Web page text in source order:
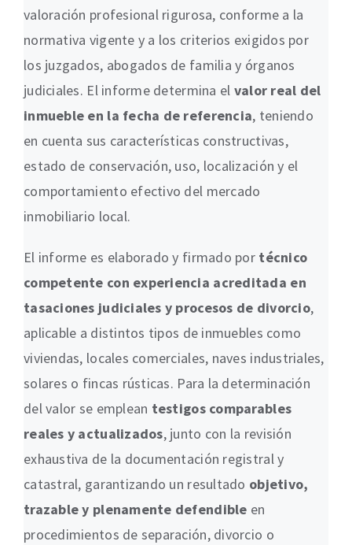
valoración profesional rigurosa, conforme a la
normativa vigente y a los criterios exigidos por
los juzgados, abogados de familia y órganos
judiciales. El informe determina el valor real del
inmueble en la fecha de referencia, teniendo
en cuenta sus características constructivas,
estado de conservación, uso, localización y el
comportamiento efectivo del mercado
inmobiliario local.
El informe es elaborado y firmado por técnico
competente con experiencia acreditada en
tasaciones judiciales y procesos de divorcio,
aplicable a distintos tipos de inmuebles como
viviendas, locales comerciales, naves industriales,
solares o fincas rústicas. Para la determinación
del valor se emplean testigos comparables
reales y actualizados, junto con la revisión
exhaustiva de la documentación registral y
catastral, garantizando un resultado objetivo,
trazable y plenamente defendible en
procedimientos de separación, divorcio o